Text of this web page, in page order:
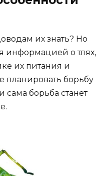
их знать? Но
информацией о тлях,
их питания и
планировать борьбу
борьба станет